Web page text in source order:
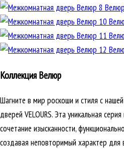
Коллекция Велюр
Шагните в мир роскоши и стиля с
дверей VELOURS. Эта уникальная
сочетание изысканности,
создавая неповторимый характер для